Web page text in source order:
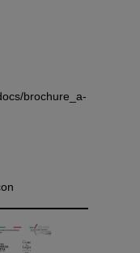
brochure_a-